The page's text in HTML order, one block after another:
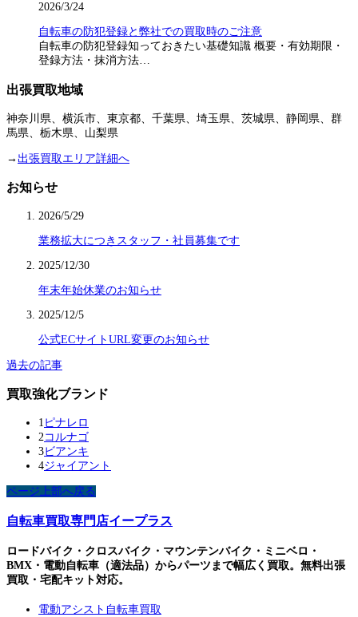
2026/3/24
自転車の防犯登録と弊社での買取時のご注意
自転車の防犯登録知っておきたい基礎知識 概要・有効期限・
登録方法・抹消方法…
出張買取地域
神奈川県、横浜市、東京都、千葉県、埼玉県、茨城県、静岡県、群
馬県、栃木県、山梨県
→ 出張買取エリア詳細へ
お知らせ
2026/5/29
業務拡大につきスタッフ・社員募集です
2025/12/30
年末年始休業のお知らせ
2025/12/5
公式ECサイトURL変更のお知らせ
過去の記事
買取強化ブランド
1 ピナレロ
2コルナゴ
3ビアンキ
4ジャイアント
ページ上部へ戻る
自転車買取専門店イープラス
ロードバイク・クロスバイク・マウンテンバイク・ミニベロ・
BMX・電動自転車（適法品）からパーツまで幅広く買取。無料出張
買取・宅配キット対応。
電動アシスト自転車買取